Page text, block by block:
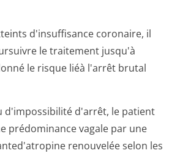
d'insuffisance coronaire, il
le traitement jusqu'à
le risque liéà l'arrêt brutal
d'impossibilité d'arrêt, le patient
prédominance vagale par une
renouvelée selon les